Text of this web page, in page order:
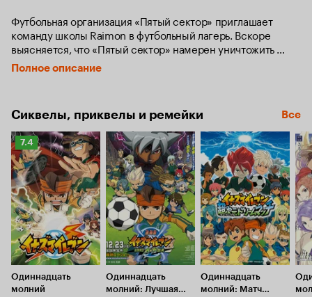
Футбольная организация «Пятый сектор» приглашает
команду школы Raimon в футбольный лагерь. Вскоре
выясняется, что «Пятый сектор» намерен уничтожить
Raimon. Парни начинают усиленно тренироваться, чтобы
дать противнику отпор.
Полное описание
Сиквелы, приквелы и ремейки Все
Рейтинг
Кинопоиска
7.4
7.4
Одиннадцать
молний
Одиннадцать
молний: Лучшая
Одиннадцать
молний: Матч